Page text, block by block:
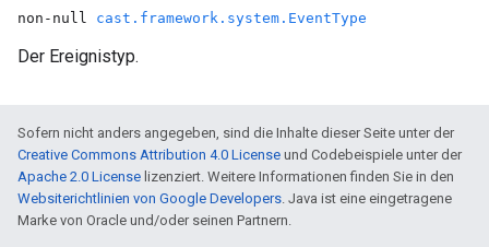
non-null cast.framework.system.EventType
Der Ereignistyp.
Sofern nicht anders angegeben, sind die Inhalte dieser Seite unter der
Creative Commons Attribution 4.0 License und Codebeispiele unter der
Apache 2.0 License lizenziert. Weitere Informationen finden Sie in den
Websiterichtlinien von Google Developers. Java ist eine eingetragene
Marke von Oracle und/oder seinen Partnern.